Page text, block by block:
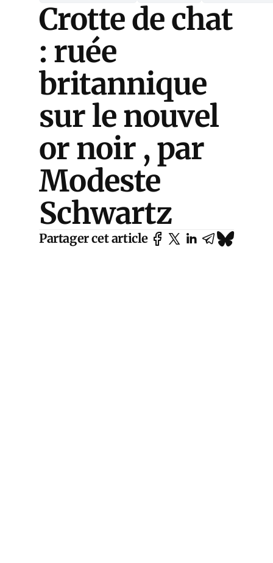
Crotte de chat
: ruée
britannique
sur le nouvel
or noir , par
Modeste
Schwartz
Partager cet article